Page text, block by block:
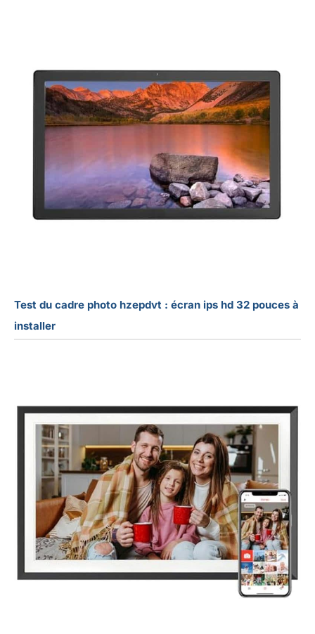
questions concernant
notre cadre photo
numérique, n'hésitez pas
à nous contacter
immédiatement - nous
nous engageons à vous
fournir une solution
satisfaisante dans les 24
heures.
Test du cadre photo hzepdvt : écran ips hd 32 pouces à
installer